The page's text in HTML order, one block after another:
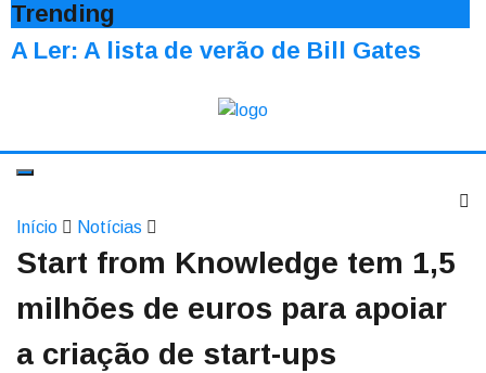
Trending
A Ler: A lista de verão de Bill Gates
Início Notícias
Start from Knowledge tem 1,5
milhões de euros para apoiar
a criação de start-ups